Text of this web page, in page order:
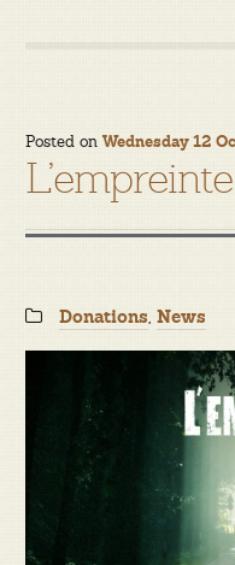
Posted on Wednesday 12
L’empreinte
Categories:
Donations, News